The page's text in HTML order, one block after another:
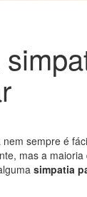
sempre é
mas a
simpatia